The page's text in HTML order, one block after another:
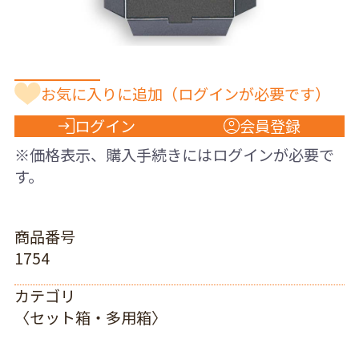
商品番号
1754
カテゴリ
〈セット箱・多用箱〉
お気に入りに追加 （ログインが必要です）
ログイン
会員登録
※価格表示、購入手続きにはログインが必要で
す。